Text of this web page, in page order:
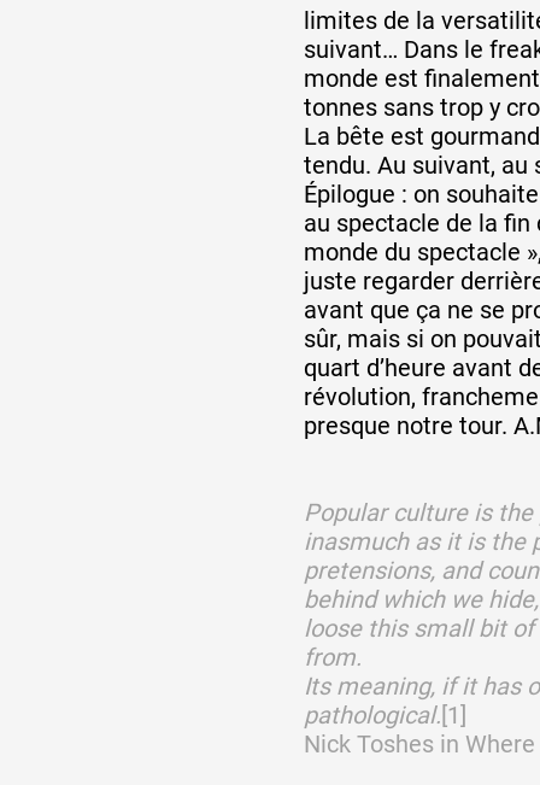
limites de la
suivant… Dans le
monde est
tonnes sans trop y
La bête est
tendu. Au suivant, au
Épilogue : on
au spectacle de la
monde du spectacle
juste regarder
avant que ça ne se
sûr, mais si on
quart d’heure avant
révolution,
presque notre tour.
Popular culture is
inasmuch as it is the
pretensions, and
behind which we
loose this small bit
from.
Its meaning, if it has
pathological.[1]
Nick Toshes in